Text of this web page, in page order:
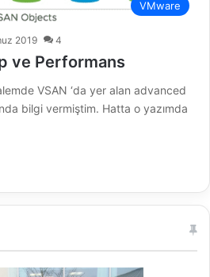
VMware
2019 4
ve Performans
VSAN ‘da yer alan advanced
bilgi vermiştim. Hatta o yazımda